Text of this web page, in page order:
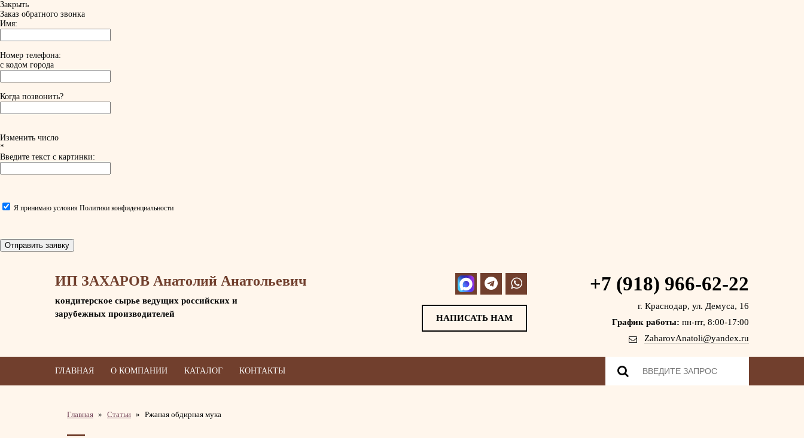
Закрыть
Заказ обратного звонка
Имя:
Номер телефона:
с кодом города
Когда позвонить?
Изменить число
*
Введите текст с картинки:
Я принимаю условия Политики конфиденциальности
Отправить заявку
ИП ЗАХАРОВ Анатолий Анатольевич
кондитерское сырье ведущих российских и
зарубежных производителей
+7 (918) 966-62-22
г. Краснодар, ул. Демуса, 16
График работы: пн-пт, 8:00-17:00
ZaharovAnatoli@yandex.ru
НАПИСАТЬ НАМ
ГЛАВНАЯ О КОМПАНИИ КАТАЛОГ КОНТАКТЫ
Главная Статьи Ржаная обдирная мука